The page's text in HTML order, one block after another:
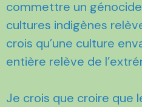
commettre un
cultures indigènes
crois qu’une culture
entière relève de
Je crois que croire que